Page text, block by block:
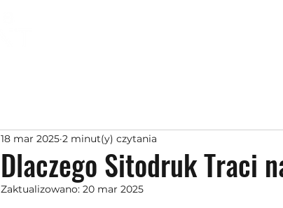
Dlaczego Sitodruk Traci
18 mar 2025 2 minut(y) czytania
Zaktualizowano: 20 mar 2025